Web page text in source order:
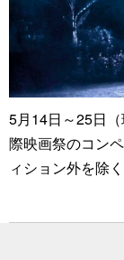
5月14日～25日
際映画祭のコン
ィション外を除く